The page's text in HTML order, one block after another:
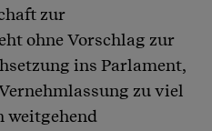
zur
ohne Vorschlag zur
ins Parlament,
zu viel
weitgehend